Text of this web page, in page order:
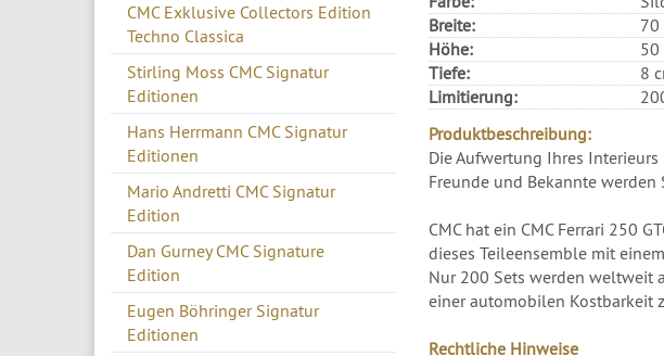
CMC Exklusive Collectors Edition
Techno Classica
Stirling Moss CMC Signatur
Editionen
Hans Herrmann CMC Signatur
Editionen
Mario Andretti CMC Signatur
Edition
Dan Gurney CMC Signature
Edition
Eugen Böhringer Signatur
Editionen
Breite:
70
Höhe:
50
Tiefe:
8
Limitierung:
Produktbeschreibung:
Die Aufwertung Ihres
Freunde und Bekannte werden
CMC hat ein CMC Ferrari 250
dieses Teileensemble mit
Nur 200 Sets werden weltweit
einer automobilen Kostbarkeit
Rechtliche Hinweise